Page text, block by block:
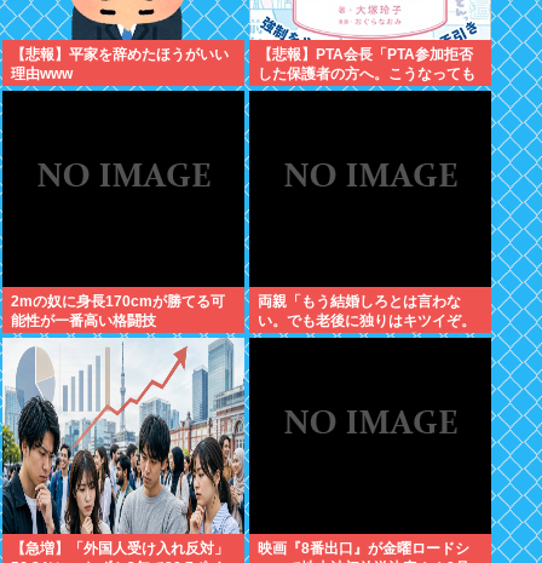
【悲報】平家を辞めたほうがいい
理由www
【悲報】PTA会長「PTA参加拒否
した保護者の方へ。こうなっても
いい？」
2mの奴に身長170cmが勝てる可
能性が一番高い格闘技
両親「もう結婚しろとは言わな
い。でも老後に独りはキツイぞ。
どうするんだ？」俺ら「…」
【急増】「外国人受け入れ反対」
映画『8番出口』が金曜ロードシ